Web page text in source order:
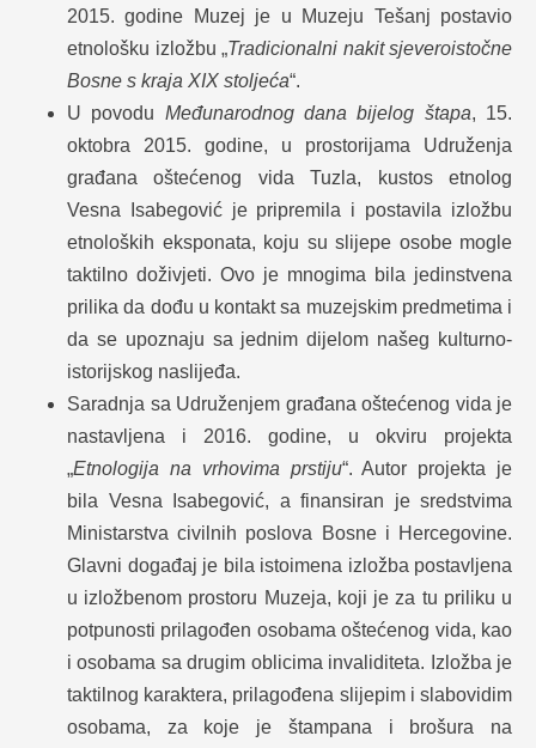
2015. godine Muzej je u Muzeju Tešanj postavio
etnološku izložbu „Tradicionalni nakit sjeveroistočne
Bosne s kraja XIX stoljeća“.
U povodu Međunarodnog dana bijelog štapa, 15.
oktobra 2015. godine, u prostorijama Udruženja
građana oštećenog vida Tuzla, kustos etnolog
Vesna Isabegović je pripremila i postavila izložbu
etnoloških eksponata, koju su slijepe osobe mogle
taktilno doživjeti. Ovo je mnogima bila jedinstvena
prilika da dođu u kontakt sa muzejskim predmetima i
da se upoznaju sa jednim dijelom našeg kulturno-
istorijskog naslijeđa.
Saradnja sa Udruženjem građana oštećenog vida je
nastavljena i 2016. godine, u okviru projekta
„Etnologija na vrhovima prstiju“. Autor projekta je
bila Vesna Isabegović, a finansiran je sredstvima
Ministarstva civilnih poslova Bosne i Hercegovine.
Glavni događaj je bila istoimena izložba postavljena
u izložbenom prostoru Muzeja, koji je za tu priliku u
potpunosti prilagođen osobama oštećenog vida, kao
i osobama sa drugim oblicima invaliditeta. Izložba je
taktilnog karaktera, prilagođena slijepim i slabovidim
osobama, za koje je štampana i brošura na